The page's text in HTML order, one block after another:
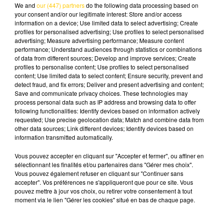
Lecture (4 min 6 sec)
14 mai 2025 - 4 min 6 sec
L'INFO DE LA LOZÈRE DU 14/05/25 À
07H30
L'info de la Lozère
AVEYRON NORD
We and our (447) partnersdo the following data processing based on
your consent and/or our legitimate interest: Store and/or access
information on a device; Use limited data to select advertising; Create
profiles for personalised advertising; Use profiles to select personalised
advertising; Measure advertising performance; Measure content
performance; Understand audiences through statistics or combinations
of data from different sources; Develop and improve services; Create
profiles to personalise content; Use profiles to select personalised
content; Use limited data to select content; Ensure security, prevent and
detect fraud, and fix errors; Deliver and present advertising and content;
Save and communicate privacy choices. These technologies may
process personal data such as IP address and browsing data to offer
following functionalities: Identify devices based on information actively
requested; Use precise geolocation data; Match and combine data from
other data sources; Link different devices; Identify devices based on
information transmitted automatically.
Vous pouvez accepter en cliquant sur "Accepter et fermer", ou affiner en
sélectionnant les finalités et/ou partenaires dans "Gérer mes choix".
Vous pouvez également refuser en cliquant sur "Continuer sans
accepter". Vos préférences ne s'appliqueront que pour ce site. Vous
pouvez mettre à jour vos choix, ou retirer votre consentement à tout
moment via le lien "Gérer les cookies" situé en bas de chaque page.